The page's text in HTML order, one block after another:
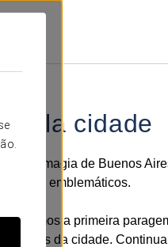
pela cidade
e a magia de Buenos
mais emblemáticos.
faremos a primeira
icónicas da cidade.